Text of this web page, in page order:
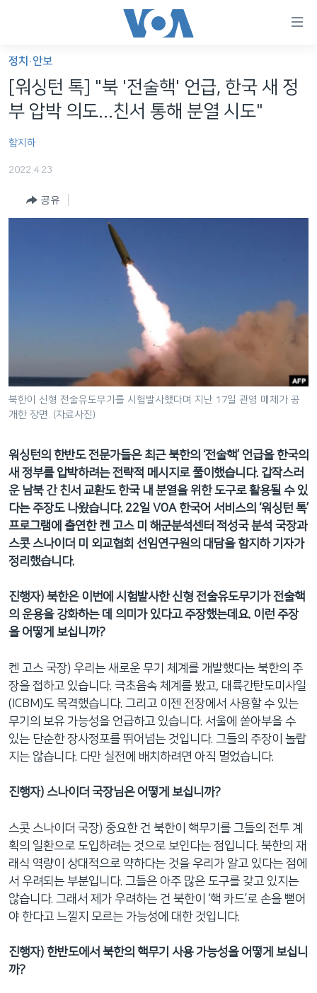
가
능
링
인
션
으
이
동
검
색
로
이
세계
라디오
프로그램
주파수 안내
정치·안보
[워싱턴 톡] "북 '전술핵' 언급, 한국 새 정
부 압박 의도...친서 통해 분열 시도"
함지하
2022.4.23
공유
북한이 신형 전술유도무기를 시험발사했다며 지난 17일 관영 매체가 공
개한 장면. (자료사진)
워싱턴의 한반도 전문가들은 최근 북한의 ‘전술핵’ 언급을 한국의
새 정부를 압박하려는 전략적 메시지로 풀이했습니다. 갑작스러
운 남북 간 친서 교환도 한국 내 분열을 위한 도구로 활용될 수 있
다는 주장도 나왔습니다. 22일 VOA 한국어 서비스의 ‘워싱턴 톡’
프로그램에 출연한 켄 고스 미 해군분석센터 적성국 분석 국장과
스콧 스나이더 미 외교협회 선임연구원의 대담을 함지하 기자가
정리했습니다.
진행자) 북한은 이번에 시험발사한 신형 전술유도무기가 전술핵
의 운용을 강화하는 데 의미가 있다고 주장했는데요. 이런 주장
을 어떻게 보십니까?
켄 고스 국장) 우리는 새로운 무기 체계를 개발했다는 북한의 주
장을 접하고 있습니다. 극초음속 체계를 봤고, 대륙간탄도미사일
(ICBM)도 목격했습니다. 그리고 이젠 전장에서 사용할 수 있는
무기의 보유 가능성을 언급하고 있습니다. 서울에 쏟아부을 수
있는 단순한 장사정포를 뛰어넘는 것입니다. 그들의 주장이 놀랍
지는 않습니다. 다만 실전에 배치하려면 아직 멀었습니다.
진행자) 스나이더 국장님은 어떻게 보십니까?
스콧 스나이더 국장) 중요한 건 북한이 핵무기를 그들의 전투 계
획의 일환으로 도입하려는 것으로 보인다는 점입니다. 북한의 재
래식 역량이 상대적으로 약하다는 것을 우리가 알고 있다는 점에
서 우려되는 부분입니다. 그들은 아주 많은 도구를 갖고 있지는
않습니다. 그래서 제가 우려하는 건 북한이 ‘핵 카드’로 손을 뻗어
야 한다고 느낄지 모르는 가능성에 대한 것입니다.
진행자) 한반도에서 북한의 핵무기 사용 가능성을 어떻게 보십니
까?